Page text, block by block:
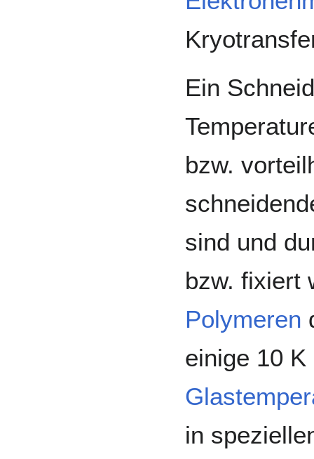
Ein
bzw.
sind und
bzw. fixiert
Polymeren
einige 10
in